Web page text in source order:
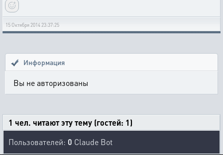
15 Октября 2014 23:37:25
Информация
Вы не авторизованы
1 чел. читают эту тему (гостей: 1)
Пользователей: 0 Claude Bot